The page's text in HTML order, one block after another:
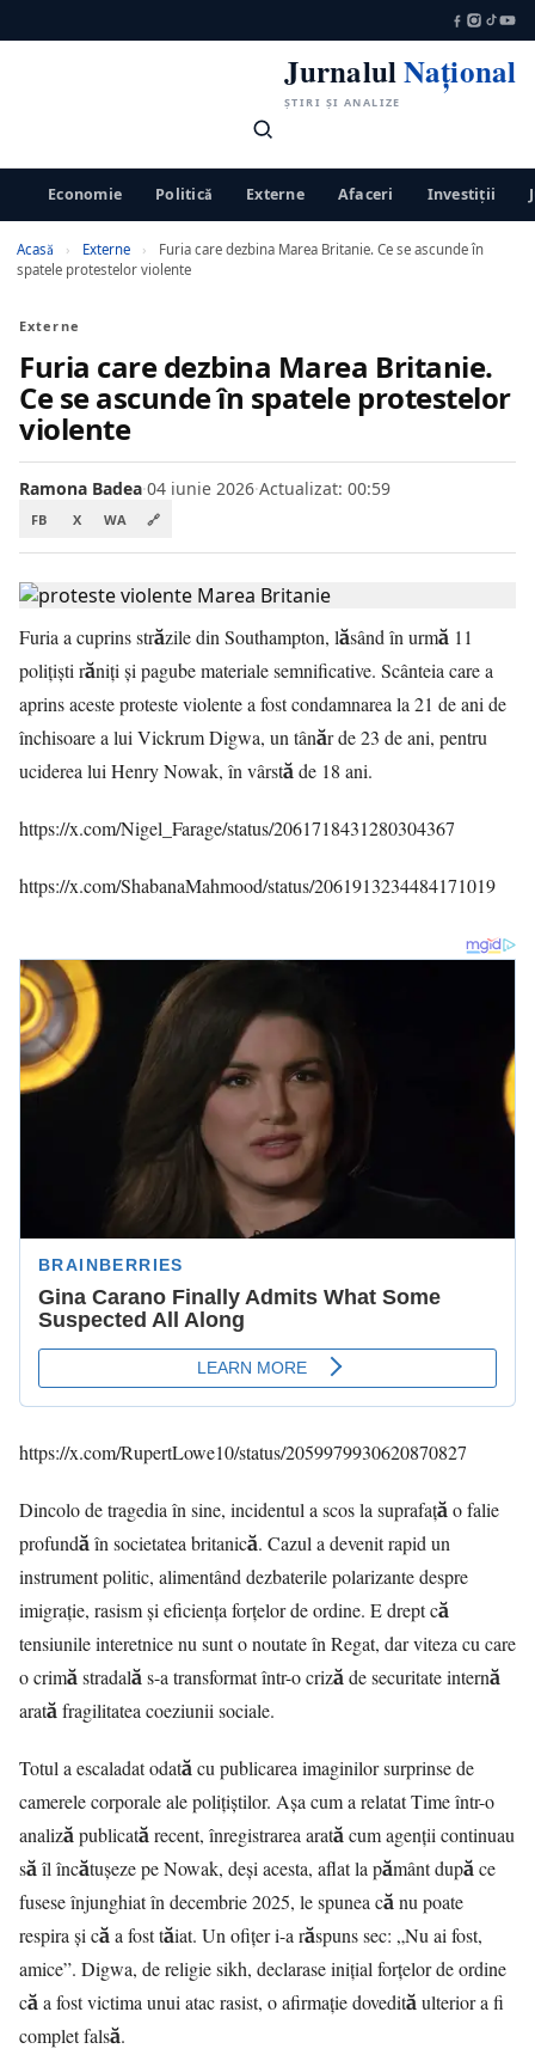
JurnalulNațional
ȘTIRI ȘI ANALIZE
Economie Politică Externe Afaceri Investiții
Acasă › Externe ›
Furia care dezbina Marea Britanie. Ce se ascunde în
spatele protestelor violente
Externe
Furia care dezbina Marea Britanie.
Ce se ascunde în spatele protestelor
violente
Ramona Badea·04 iunie 2026·Actualizat: 00:59
FB X WA 🔗
Furia a cuprins străzile din Southampton, lăsând în urmă 11
polițiști răniți și pagube materiale semnificative. Scânteia care a
aprins aceste proteste violente a fost condamnarea la 21 de ani de
închisoare a lui Vickrum Digwa, un tânăr de 23 de ani, pentru
uciderea lui Henry Nowak, în vârstă de 18 ani.
https://x.com/Nigel_Farage/status/2061718431280304367
https://x.com/ShabanaMahmood/status/2061913234484171019
https://x.com/RupertLowe10/status/2059979930620870827
Dincolo de tragedia în sine, incidentul a scos la suprafață o falie
profundă în societatea britanică. Cazul a devenit rapid un
instrument politic, alimentând dezbaterile polarizante despre
imigrație, rasism și eficiența forțelor de ordine. E drept că
tensiunile interetnice nu sunt o noutate în Regat, dar viteza cu care
o crimă stradală s-a transformat într-o criză de securitate internă
arată fragilitatea coeziunii sociale.
Totul a escaladat odată cu publicarea imaginilor surprinse de
camerele corporale ale polițiștilor. Așa cum a relatatTimeîntr-o
analiză publicată recent, înregistrarea arată cum agenții continuau
să îl încătușeze pe Nowak, deși acesta, aflat la pământ după ce
fusese înjunghiat în decembrie 2025, le spunea că nu poate
respira și că a fost tăiat. Un ofițer i-a răspuns sec: „Nu ai fost,
amice”. Digwa, de religie sikh, declarase inițial forțelor de ordine
că a fost victima unui atac rasist, o afirmație dovedită ulterior a fi
complet falsă.